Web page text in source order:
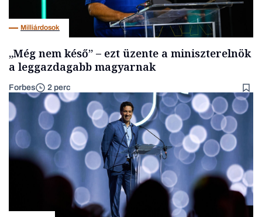
Milliárdosok
„Még nem késő” – ezt üzente a miniszterelnök
a leggazdagabb magyarnak
Forbes 2 perc